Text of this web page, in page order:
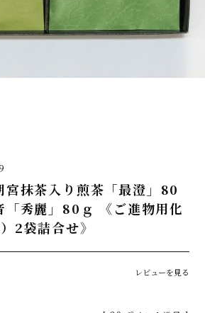
宮抹茶入り煎茶「最澄」80
「秀麗」80ｇ 《ご進物用化
2袋詰合せ》
レビューを見る